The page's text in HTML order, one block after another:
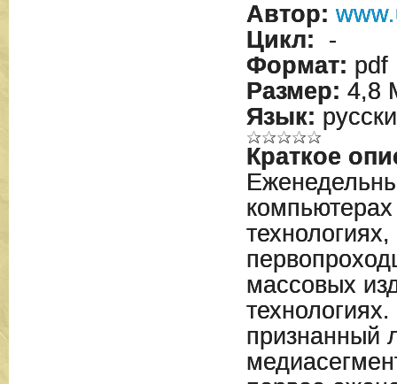
Автор:
Цикл: -
Формат: pdf
Размер: 4,8
Язык:
Краткое
массовых
признанный